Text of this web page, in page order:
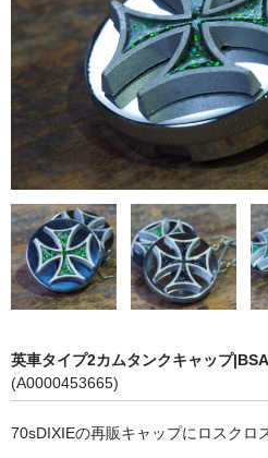
特定商取引法に基づく表記
英車タイプ2カムタンクキャップ
(A0000453665)
70sDIXIEの再販キャップにロスクロ